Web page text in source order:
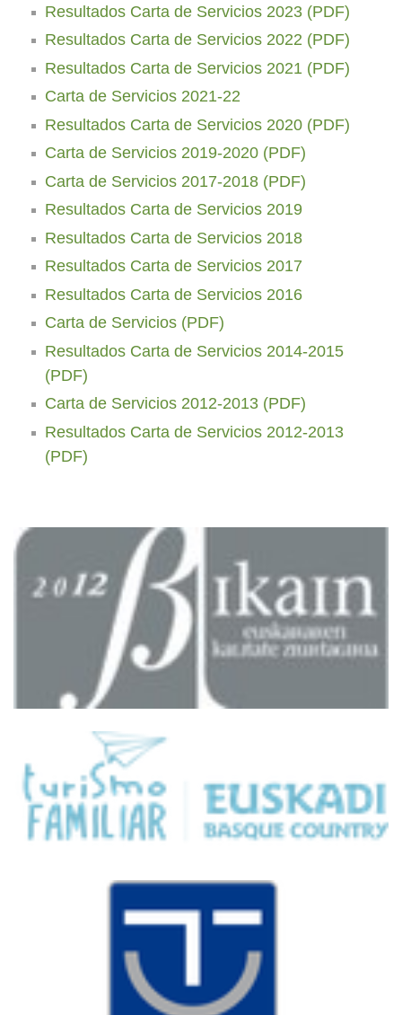
Resultados Carta de Servicios 2023 (PDF)
Resultados Carta de Servicios 2022 (PDF)
Resultados Carta de Servicios 2021 (PDF)
Carta de Servicios 2021-22
Resultados Carta de Servicios 2020 (PDF)
Carta de Servicios 2019-2020 (PDF)
Carta de Servicios 2017-2018 (PDF)
Resultados Carta de Servicios 2019
Resultados Carta de Servicios 2018
Resultados Carta de Servicios 2017
Resultados Carta de Servicios 2016
Carta de Servicios (PDF)
Resultados Carta de Servicios 2014-2015
(PDF)
Carta de Servicios 2012-2013 (PDF)
Resultados Carta de Servicios 2012-2013
(PDF)